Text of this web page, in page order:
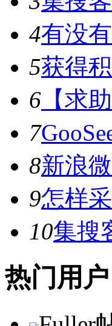
4有没
5获得
6 【求
7
8新浪
9怎样
10集搜
热门用户